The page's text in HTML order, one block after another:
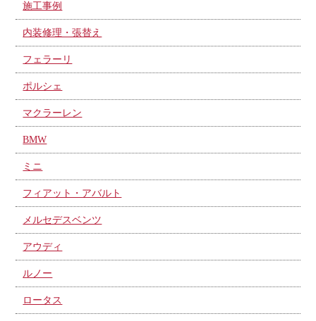
施工事例
内装修理・張替え
フェラーリ
ポルシェ
マクラーレン
BMW
ミニ
フィアット・アバルト
メルセデスベンツ
アウディ
ルノー
ロータス